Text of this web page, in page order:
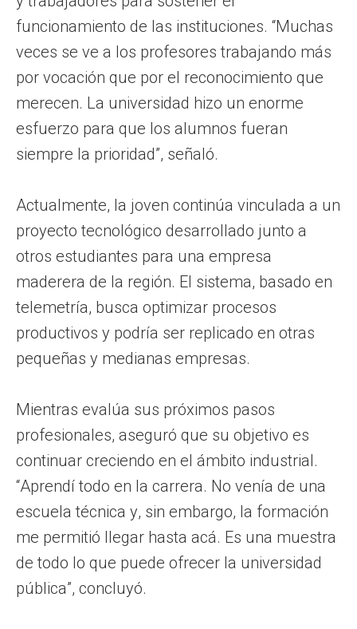
funcionamiento de las instituciones. “Muchas
veces se ve a los profesores trabajando más
por vocación que por el reconocimiento que
merecen. La universidad hizo un enorme
esfuerzo para que los alumnos fueran
siempre la prioridad”, señaló.
Actualmente, la joven continúa vinculada a un
proyecto tecnológico desarrollado junto a
otros estudiantes para una empresa
maderera de la región. El sistema, basado en
telemetría, busca optimizar procesos
productivos y podría ser replicado en otras
pequeñas y medianas empresas.
Mientras evalúa sus próximos pasos
profesionales, aseguró que su objetivo es
continuar creciendo en el ámbito industrial.
“Aprendí todo en la carrera. No venía de una
escuela técnica y, sin embargo, la formación
me permitió llegar hasta acá. Es una muestra
de todo lo que puede ofrecer la universidad
pública”, concluyó.